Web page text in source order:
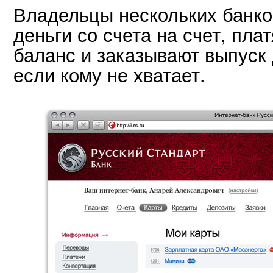
Владельцы нескольких
деньги со счета на счет,
баланс и заказывают
если кому не хватает.